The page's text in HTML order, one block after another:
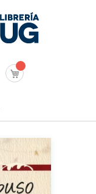
Mi carrito